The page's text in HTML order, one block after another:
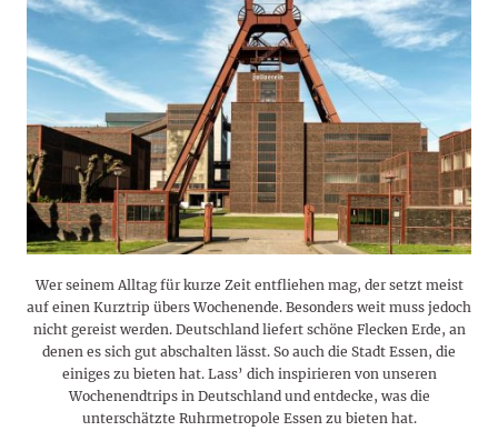
Wer seinem Alltag für kurze Zeit entfliehen mag, der setzt meist
auf einen Kurztrip übers Wochenende. Besonders weit muss jedoch
nicht gereist werden. Deutschland liefert schöne Flecken Erde, an
denen es sich gut abschalten lässt. So auch die Stadt Essen, die
einiges zu bieten hat. Lass’ dich inspirieren von unseren
Wochenendtrips in Deutschland und entdecke, was die
unterschätzte Ruhrmetropole Essen zu bieten hat.